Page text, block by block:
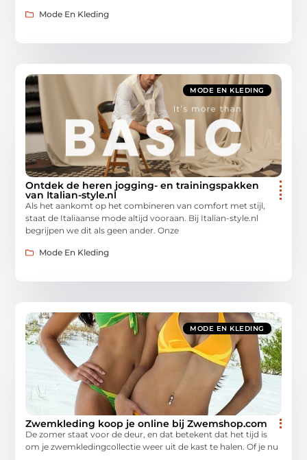
Mode En Kleding
MODE EN KLEDING
Ontdek de heren jogging- en trainingspakken
van Italian-style.nl
Als het aankomt op het combineren van comfort met stijl,
staat de Italiaanse mode altijd vooraan. Bij Italian-style.nl
begrijpen we dit als geen ander. Onze
Mode En Kleding
MODE EN KLEDING
Zwemkleding koop je online bij Zwemshop.com
De zomer staat voor de deur, en dat betekent dat het tijd is
om je zwemkledingcollectie weer uit de kast te halen. Of je nu